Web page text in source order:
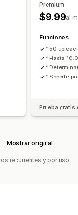
de pago
Premium
$9.99al
Funciones
* 50
* Hasta
*
* Soporte
Prueba gratis
Mostrar original
recurrentes y por uso